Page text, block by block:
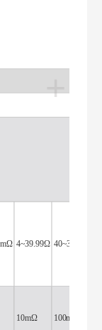
+
4~39.99Ω 40~399.9Ω
10mΩ 100mΩ